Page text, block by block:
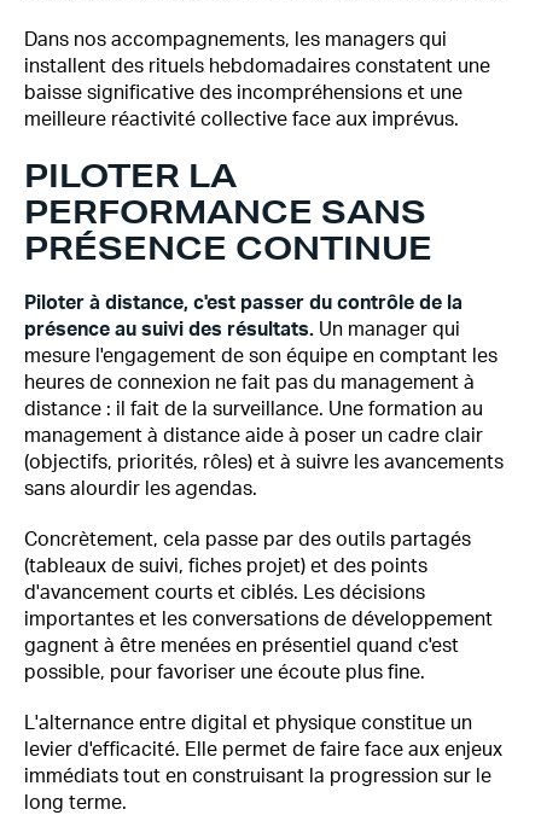
Dans nos accompagnements, les managers qui
installent des rituels hebdomadaires constatent une
baisse significative des incompréhensions et une
meilleure réactivité collective face aux imprévus.
PILOTER LA
PERFORMANCE SANS
PRÉSENCE CONTINUE
Piloter à distance, c'est passer du contrôle de la
présence au suivi des résultats. Un manager qui
mesure l'engagement de son équipe en comptant les
heures de connexion ne fait pas du management à
distance : il fait de la surveillance. Une formation au
management à distance aide à poser un cadre clair
(objectifs, priorités, rôles) et à suivre les avancements
sans alourdir les agendas.
Concrètement, cela passe par des outils partagés
(tableaux de suivi, fiches projet) et des points
d'avancement courts et ciblés. Les décisions
importantes et les conversations de développement
gagnent à être menées en présentiel quand c'est
possible, pour favoriser une écoute plus fine.
L'alternance entre digital et physique constitue un
levier d'efficacité. Elle permet de faire face aux enjeux
immédiats tout en construisant la progression sur le
long terme.